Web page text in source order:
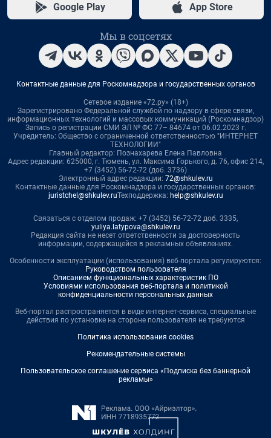
Google Play App Store
Мы в соцсетях
Контактные данные для Роскомнадзора и государственных органов
Сетевое издание «72.ру» (18+)
Зарегистрировано Федеральной службой по надзору в сфере связи,
информационных технологий и массовых коммуникаций (Роскомнадзор)
Запись о регистрации СМИ ЭЛ № ФС 77– 84674 от 06.02.2023 г.
Учредитель: Общество с ограниченной ответственностью "ИНТЕРНЕТ
ТЕХНОЛОГИИ"
Главный редактор: Познахарева Елена Павловна
Адрес редакции: 625000, г. Тюмень, ул. Максима Горького, д. 76, офис 214,
+7 (3452) 56-72-72 (доб. 3736)
Электронный адрес редакции: 72@shkulev.ru
Контактные данные для Роскомнадзора и государственных органов:
juristchel@shkulev.ruТехподдержка: help@shkulev.ru
Связаться с отделом продаж: +7 (3452) 56-72-72 доб. 3335,
yuliya.latypova@shkulev.ru
Редакция сайта не несет ответственности за достоверность
информации, содержащейся в рекламных объявлениях.
Особенности эксплуатации (использования) веб-портала регулируются:
Руководством пользователя
Описанием функциональных характеристик ПО
Условиями использования веб-портала и политикой
конфиденциальности персональных данных
Веб-портал распространяется в виде интернет-сервиса, специальные
действия по установке на стороне пользователя не требуются
Политика использования cookies
Рекомендательные системы
Пользовательское соглашение сервиса «Подписка без баннерной
рекламы»